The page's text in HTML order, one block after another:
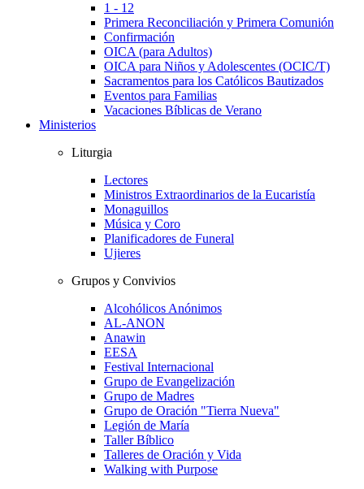
1 - 12
Primera Reconciliación y Primera Comunión
Confirmación
OICA (para Adultos)
OICA para Niños y Adolescentes (OCIC/T)
Sacramentos para los Católicos Bautizados
Eventos para Familias
Vacaciones Bíblicas de Verano
Ministerios
Liturgia
Lectores
Ministros Extraordinarios de la Eucaristía
Monaguillos
Música y Coro
Planificadores de Funeral
Ujieres
Grupos y Convivios
Alcohólicos Anónimos
AL-ANON
Anawin
EESA
Festival Internacional
Grupo de Evangelización
Grupo de Madres
Grupo de Oración "Tierra Nueva"
Legión de María
Taller Bíblico
Talleres de Oración y Vida
Walking with Purpose